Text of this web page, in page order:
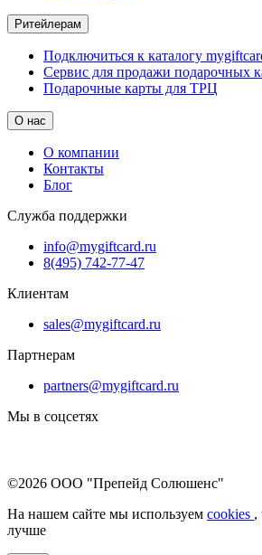
Ритейлерам
Подключиться к каталогу
Сервис для продажи подарочных
Подарочные карты для ТРЦ
О нас
О компании
Контакты
Блог
Служба поддержки
info@mygiftcard.ru
8(495) 742-77-47
Клиентам
sales@mygiftcard.ru
Партнерам
partners@mygiftcard.ru
Мы в соцсетях
©2026 ООО "Препейд Солюшенс"
На нашем сайте мы используем cookies ,
лучше